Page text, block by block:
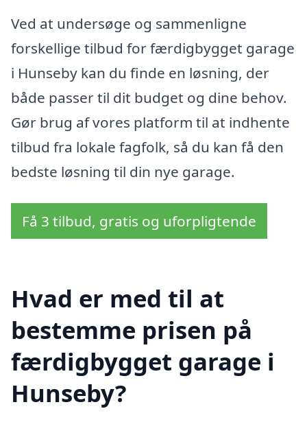
Ved at undersøge og sammenligne
forskellige tilbud for færdigbygget garage
i Hunseby kan du finde en løsning, der
både passer til dit budget og dine behov.
Gør brug af vores platform til at indhente
tilbud fra lokale fagfolk, så du kan få den
bedste løsning til din nye garage.
Få 3 tilbud, gratis og uforpligtende
Hvad er med til at
bestemme prisen på
færdigbygget garage i
Hunseby?